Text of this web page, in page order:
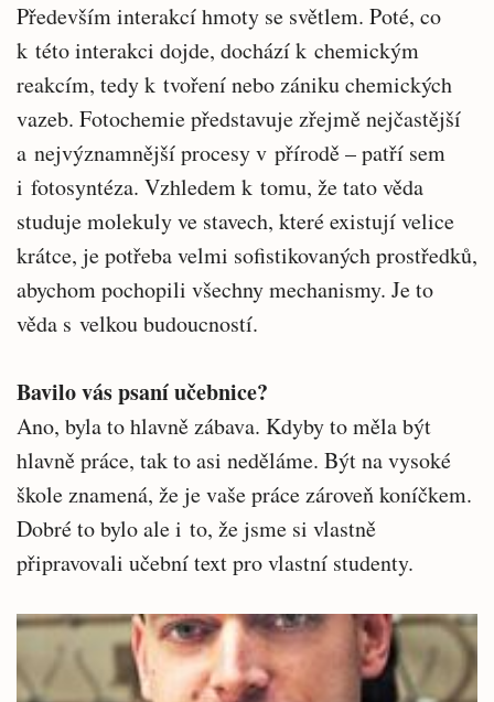
Především interakcí hmoty se světlem. Poté, co
k této interakci dojde, dochází k chemickým
reakcím, tedy k tvoření nebo zániku chemických
vazeb. Fotochemie představuje zřejmě nejčastější
a nejvýznamnější procesy v přírodě – patří sem
i fotosyntéza. Vzhledem k tomu, že tato věda
studuje molekuly ve stavech, které existují velice
krátce, je potřeba velmi sofistikovaných prostředků,
abychom pochopili všechny mechanismy. Je to
věda s velkou budoucností.
Bavilo vás psaní učebnice?
Ano, byla to hlavně zábava. Kdyby to měla být
hlavně práce, tak to asi neděláme. Být na vysoké
škole znamená, že je vaše práce zároveň koníčkem.
Dobré to bylo ale i to, že jsme si vlastně
připravovali učební text pro vlastní studenty.